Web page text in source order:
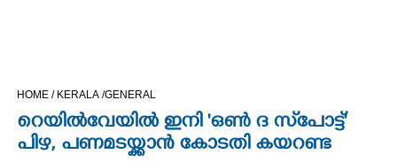
CINEMA
OPINION
HOME / KERALA /GENERAL
റെയിൽവേയിൽ ഇനി 'ഒൺ ദ സ്‌പോട്ട്"
പിഴ, പണമടയ്ക്കാൻ കോടതി കയറണ്ട